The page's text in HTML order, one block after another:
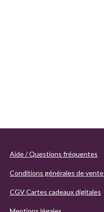
Aide / Questions fréquentes
Conditions générales de vente
CGV Cartes cadeaux digitales